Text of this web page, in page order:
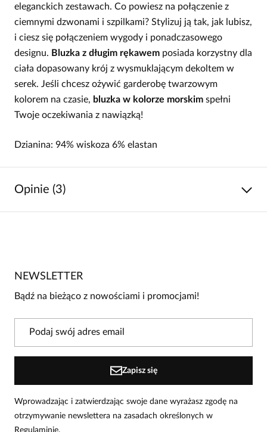
eleganckich zestawach. Co powiesz na połączenie z
ciemnymi dzwonami i szpilkami? Stylizuj ją tak, jak lubisz,
i ciesz się połączeniem wygody i ponadczasowego
designu. Bluzka z długim rękawem posiada korzystny dla
ciała dopasowany krój z wysmuklającym dekoltem w
serek. Jeśli chcesz ożywić garderobę twarzowym
kolorem na czasie, bluzka w kolorze morskim spełni
Twoje oczekiwania z nawiązką!
Dzianina: 94% wiskoza 6% elastan
Opinie (3)
4
3
1
0
W naszej witrynie opinie mogą dodawać tylko osoby, które
Wioletta
NEWSLETTER
Bądź na bieżąco z nowościami i promocjami!
Zapisz się
Wprowadzając i zatwierdzając swoje dane wyrażasz zgodę na
otrzymywanie newslettera na zasadach określonych w
Regulaminie.